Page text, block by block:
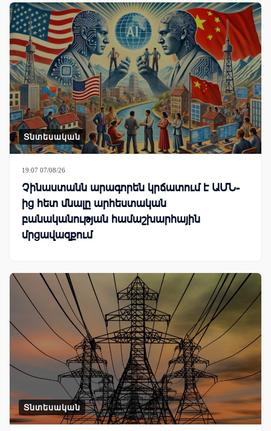
Տնտեսական
19:07 07/08/26
Չինաստանն արագորեն կրճատում է ԱՄՆ-
ից հետ մնալը արհեստական
բանականության համաշխարհային
մրցավազքում
Տնտեսական